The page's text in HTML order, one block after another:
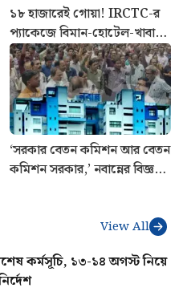
১৮ হাজারেই গোয়া! IRCTC-র
প্যাকেজে বিমান-হোটেল-খাবার,
জানুন পুরো খরচ
‘সরকার বেতন কমিশন আর বেতন
কমিশন সরকার,’ নবান্নের বিজ্ঞপ্তি
View All
কর্মসূচি, ১৩-১৪ অগস্ট নিয়ে